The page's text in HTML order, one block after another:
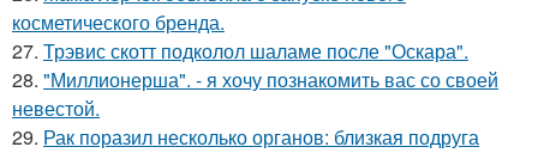
косметического бренда.
27. Трэвис скотт подколол шаламе после "Оскара".
28. "Миллионерша". - я хочу познакомить вас со своей
невестой.
29. Рак поразил несколько органов: близкая подруга